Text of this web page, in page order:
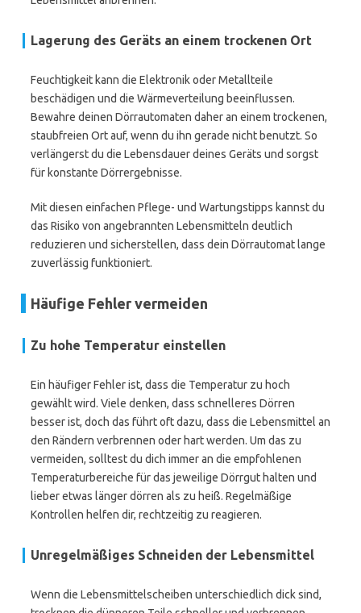
Lagerung des Geräts an einem trockenen Ort
Feuchtigkeit kann die Elektronik oder Metallteile
beschädigen und die Wärmeverteilung beeinflussen.
Bewahre deinen Dörrautomaten daher an einem trockenen,
staubfreien Ort auf, wenn du ihn gerade nicht benutzt. So
verlängerst du die Lebensdauer deines Geräts und sorgst
für konstante Dörrergebnisse.
Mit diesen einfachen Pflege- und Wartungstipps kannst du
das Risiko von angebrannten Lebensmitteln deutlich
reduzieren und sicherstellen, dass dein Dörrautomat lange
zuverlässig funktioniert.
Häufige Fehler vermeiden
Zu hohe Temperatur einstellen
Ein häufiger Fehler ist, dass die Temperatur zu hoch
gewählt wird. Viele denken, dass schnelleres Dörren
besser ist, doch das führt oft dazu, dass die Lebensmittel an
den Rändern verbrennen oder hart werden. Um das zu
vermeiden, solltest du dich immer an die empfohlenen
Temperaturbereiche für das jeweilige Dörrgut halten und
lieber etwas länger dörren als zu heiß. Regelmäßige
Kontrollen helfen dir, rechtzeitig zu reagieren.
Unregelmäßiges Schneiden der Lebensmittel
Wenn die Lebensmittelscheiben unterschiedlich dick sind,